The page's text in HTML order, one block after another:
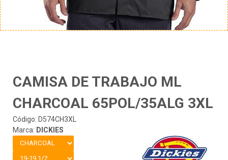
CAMISA DE TRABAJO ML
CHARCOAL 65POL/35ALG 3XL
Código: D574CH3XL
Marca: DICKIES